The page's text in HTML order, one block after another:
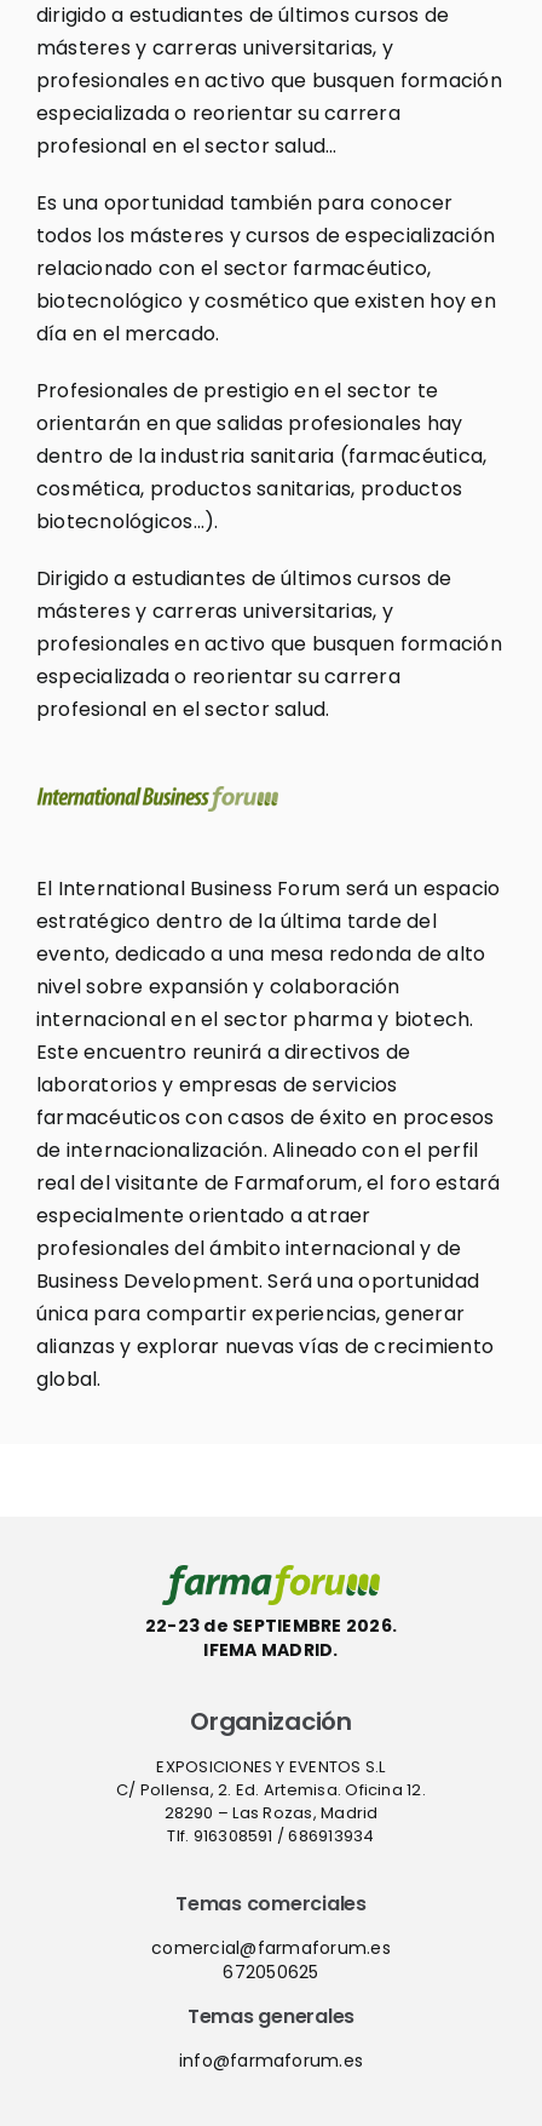
dirigido a estudiantes de últimos cursos de
másteres y carreras universitarias, y
profesionales en activo que busquen formación
especializada o reorientar su carrera
profesional en el sector salud…
Es una oportunidad también para conocer
todos los másteres y cursos de especialización
relacionado con el sector farmacéutico,
biotecnológico y cosmético que existen hoy en
día en el mercado.
Profesionales de prestigio en el sector te
orientarán en que salidas profesionales hay
dentro de la industria sanitaria (farmacéutica,
cosmética, productos sanitarias, productos
biotecnológicos…).
Dirigido a estudiantes de últimos cursos de
másteres y carreras universitarias, y
profesionales en activo que busquen formación
especializada o reorientar su carrera
profesional en el sector salud.
El International Business Forum será un espacio
estratégico dentro de la última tarde del
evento, dedicado a una mesa redonda de alto
nivel sobre expansión y colaboración
internacional en el sector pharma y biotech.
Este encuentro reunirá a directivos de
laboratorios y empresas de servicios
farmacéuticos con casos de éxito en procesos
de internacionalización. Alineado con el perfil
real del visitante de Farmaforum, el foro estará
especialmente orientado a atraer
profesionales del ámbito internacional y de
Business Development. Será una oportunidad
única para compartir experiencias, generar
alianzas y explorar nuevas vías de crecimiento
global.
22-23 de SEPTIEMBRE 2026.
IFEMA MADRID.
Organización
EXPOSICIONES Y EVENTOS S.L
C/ Pollensa, 2. Ed. Artemisa. Oficina 12.
28290 – Las Rozas, Madrid
Tlf. 916308591 / 686913934
Temas comerciales
comercial@farmaforum.es
672050625
Temas generales
info@farmaforum.es